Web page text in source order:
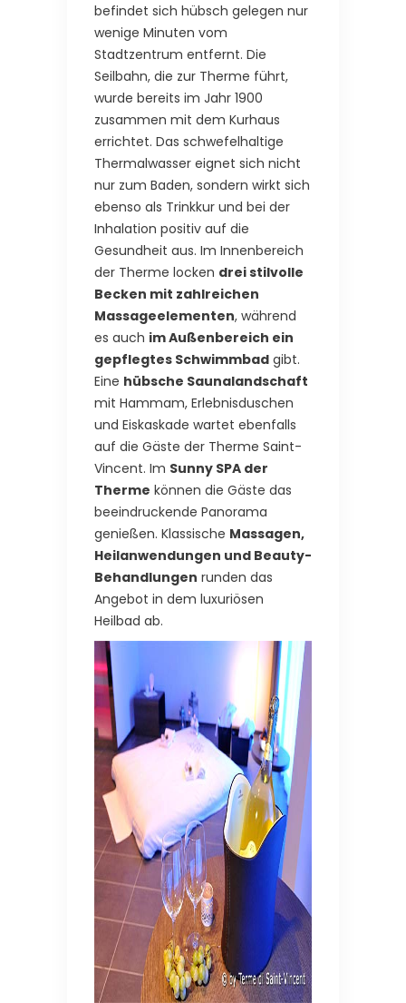
befindet sich hübsch gelegen nur
wenige Minuten vom
Stadtzentrum entfernt. Die
Seilbahn, die zur Therme führt,
wurde bereits im Jahr 1900
zusammen mit dem Kurhaus
errichtet. Das schwefelhaltige
Thermalwasser eignet sich nicht
nur zum Baden, sondern wirkt sich
ebenso als Trinkkur und bei der
Inhalation positiv auf die
Gesundheit aus. Im Innenbereich
der Therme locken drei stilvolle
Becken mit zahlreichen
Massageelementen, während
es auch im Außenbereich ein
gepflegtes Schwimmbad gibt.
Eine hübsche Saunalandschaft
mit Hammam, Erlebnisduschen
und Eiskaskade wartet ebenfalls
auf die Gäste der Therme Saint-
Vincent. Im Sunny SPA der
Therme können die Gäste das
beeindruckende Panorama
genießen. Klassische Massagen,
Heilanwendungen und Beauty-
Behandlungen runden das
Angebot in dem luxuriösen
Heilbad ab.